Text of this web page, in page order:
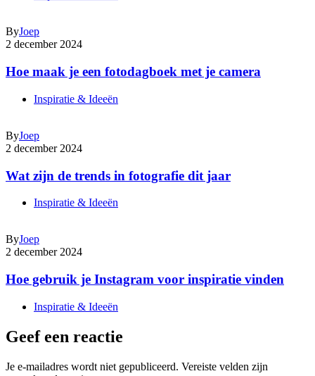
ByJoep
2 december 2024
Hoe maak je een fotodagboek met je camera
Inspiratie & Ideeën
ByJoep
2 december 2024
Wat zijn de trends in fotografie dit jaar
Inspiratie & Ideeën
ByJoep
2 december 2024
Hoe gebruik je Instagram voor inspiratie vinden
Inspiratie & Ideeën
Geef een reactie
Je e-mailadres wordt niet gepubliceerd. Vereiste velden zijn